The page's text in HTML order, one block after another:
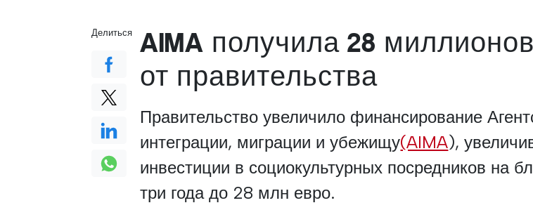
AIMA получила 28
от правительства
Правительство увеличило финансирование
интеграции, миграции и убежищу(AIMA),
инвестиции в социокультурных посредников на
три года до 28 млн евро.
Делиться